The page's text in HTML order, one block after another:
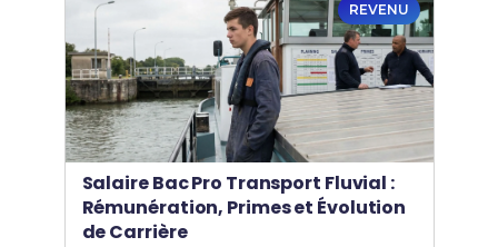
REVENU
Salaire Bac Pro Transport Fluvial :
Rémunération, Primes et Évolution
de Carrière